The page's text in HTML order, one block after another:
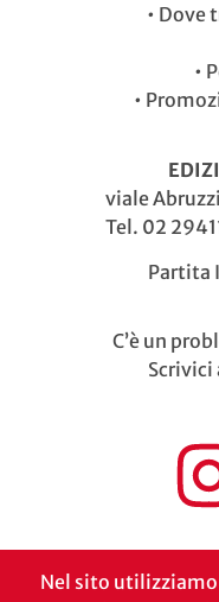
• Dove
•
•
viale
Tel. 02
Partita
C’è un
Scrivici
Nel sito utilizziamo